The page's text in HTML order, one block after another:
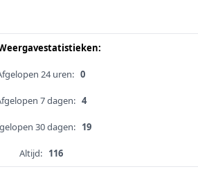
24 uren: 0
7 dagen: 4
30 dagen: 19
Altijd: 116